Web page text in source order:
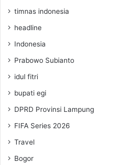
timnas indonesia
headline
Indonesia
Prabowo Subianto
idul fitri
bupati egi
DPRD Provinsi Lampung
FIFA Series 2026
Travel
Bogor